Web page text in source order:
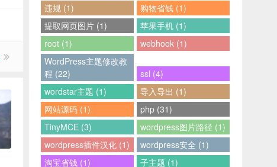
违规 (1)
购物省钱 (1)
提取网页图片 (1)
苹果手机 (1)
root (1)
webhook (1)
WordPress主题修改教
程 (22)
ssl (4)
wordstar主题 (1)
导入导出 (1)
网站源码 (1)
php (31)
TinyMCE (3)
wordpress图片路径 (1)
wordpress插件汉化 (1)
wordpress安全 (1)
淘宝省钱 (1)
子主题 (1)